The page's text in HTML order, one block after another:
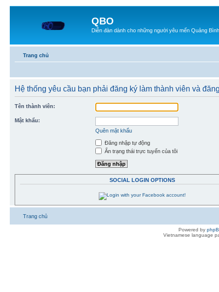
QBO
Diễn đàn dành cho những người yêu mến Quảng Bình
Trang chủ
Hệ thống yêu cầu bạn phải đăng ký làm thành viên và
Tên thành viên:
Mật khẩu:
Quên mật khẩu
Đăng nhập tự động
Ẩn trạng thái trực tuyến của tôi
SOCIAL LOGIN OPTIONS
Trang chủ
Powered by
Vietnamese language